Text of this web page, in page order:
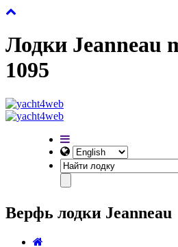
Лодки Jeanneau
1095
Верфь лодки Jeanneau